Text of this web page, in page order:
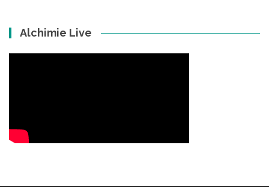
Alchimie Live